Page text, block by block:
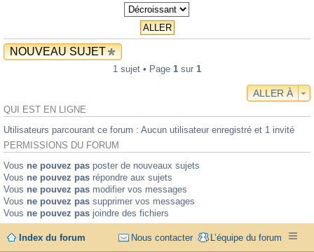
NOUVEAU SUJET
1 sujet • Page 1 sur 1
ALLER À
QUI EST EN LIGNE
Utilisateurs parcourant ce forum : Aucun utilisateur enregistré et 1 invité
PERMISSIONS DU FORUM
Vous ne pouvez pas poster de nouveaux sujets
Vous ne pouvez pas répondre aux sujets
Vous ne pouvez pas modifier vos messages
Vous ne pouvez pas supprimer vos messages
Vous ne pouvez pas joindre des fichiers
Index du forum L’équipe du forum
Nous contacter